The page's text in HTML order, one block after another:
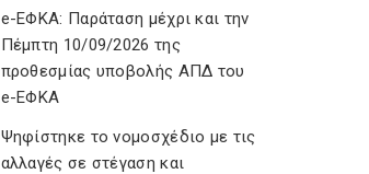
e-ΕΦΚΑ: Παράταση μέχρι και την
Πέμπτη 10/09/2026 της
προθεσμίας υποβολής ΑΠΔ του
e-ΕΦΚΑ
Ψηφίστηκε το νομοσχέδιο με τις
αλλαγές σε στέγαση και